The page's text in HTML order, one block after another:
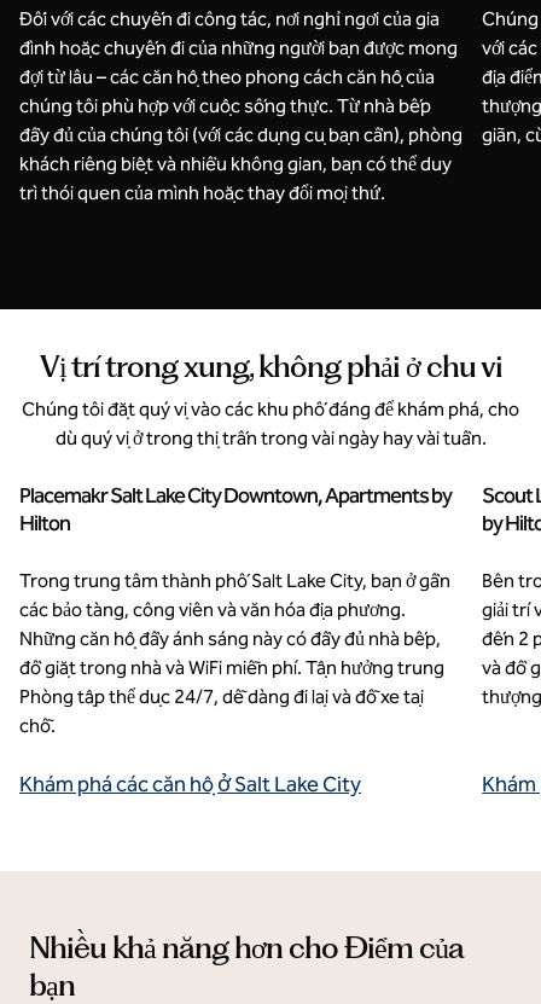
Đối với các chuyến đi công tác, nơi nghỉ ngơi của gia
đình hoặc chuyến đi của những người bạn được mong
đợi từ lâu – các căn hộ theo phong cách căn hộ của
chúng tôi phù hợp với cuộc sống thực. Từ nhà bếp
đầy đủ của chúng tôi (với các dụng cụ bạn cần), phòng
khách riêng biệt và nhiều không gian, bạn có thể duy
trì thói quen của mình hoặc thay đổi mọi thứ.
với
địa
giãn,
Vị trí trong xung, không phải ở chu vi
Chúng tôi đặt quý vị vào các khu phố đáng để khám phá, cho
dù quý vị ở trong thị trấn trong vài ngày hay vài tuần.
Placemakr Salt Lake City Downtown, Apartments by
Hilton
Trong trung tâm thành phố Salt Lake City, bạn ở gần
các bảo tàng, công viên và văn hóa địa phương.
Những căn hộ đầy ánh sáng này có đầy đủ nhà bếp,
đồ giặt trong nhà và WiFi miễn phí. Tận hưởng trung
Phòng tập thể dục 24/7, dễ dàng đi lại và đỗ xe tại
chỗ.
Khám phá các căn hộ ở Salt Lake City
Scout
by
Bên
giải trí
đến 2
và đồ
Nhiều khả năng hơn cho Điểm của
bạn